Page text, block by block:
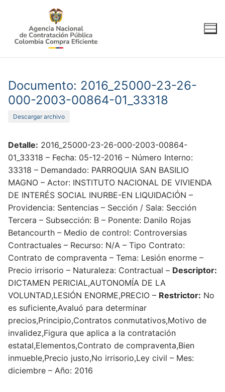
contenido
Documento: 2016_25000-23-26-
000-2003-00864-01_33318
Descargar archivo
Detalle: 2016_25000-23-26-000-2003-00864-
01_33318 – Fecha: 05-12-2016 – Número Interno:
33318 – Demandado: PARROQUIA SAN BASILIO
MAGNO – Actor: INSTITUTO NACIONAL DE VIVIENDA
DE INTERÉS SOCIAL INURBE-EN LIQUIDACIÓN –
Providencia: Sentencias – Sección / Sala: Sección
Tercera – Subsección: B – Ponente: Danilo Rojas
Betancourth – Medio de control: Controversias
Contractuales – Recurso: N/A – Tipo Contrato:
Contrato de compraventa – Tema: Lesión enorme –
Precio irrisorio – Naturaleza: Contractual – Descriptor:
DICTAMEN PERICIAL,AUTONOMÍA DE LA
VOLUNTAD,LESIÓN ENORME,PRECIO – Restrictor: No
es suficiente,Avaluó para determinar
precios,Principio,Contratos conmutativos,Motivo de
invalidez,Figura que aplica a la contratación
estatal,Elementos,Contrato de compraventa,Bien
inmueble,Precio justo,No irrisorio,Ley civil – Mes:
diciembre – Año: 2016